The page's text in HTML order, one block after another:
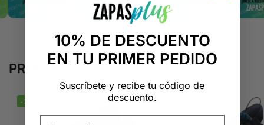
PRODUCTOS RELACIONADOS
-50%
10% DE DESCUENTO
EN TU PRIMER PEDIDO
Suscríbete y recibe tu código de
descuento.